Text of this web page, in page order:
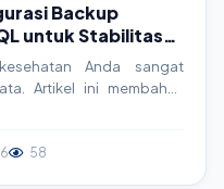
Backup
untuk Stabilitas
Anda sangat
Artikel ini membahas
praktis, contoh kode,
58